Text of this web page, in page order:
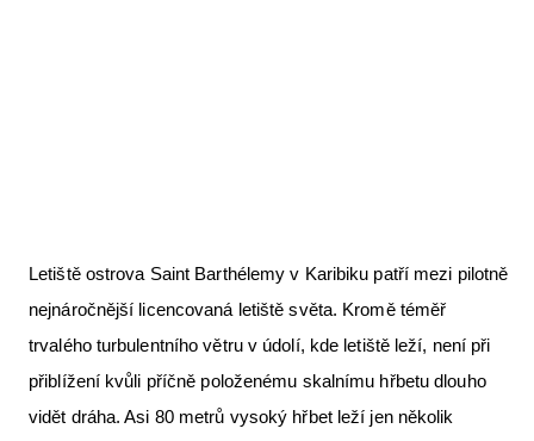
Letiště ostrova Saint Barthélemy v Karibiku patří mezi pilotně
nejnáročnější licencovaná letiště světa. Kromě téměř
trvalého turbulentního větru v údolí, kde letiště leží, není při
přiblížení kvůli příčně položenému skalnímu hřbetu dlouho
vidět dráha. Asi 80 metrů vysoký hřbet leží jen několik